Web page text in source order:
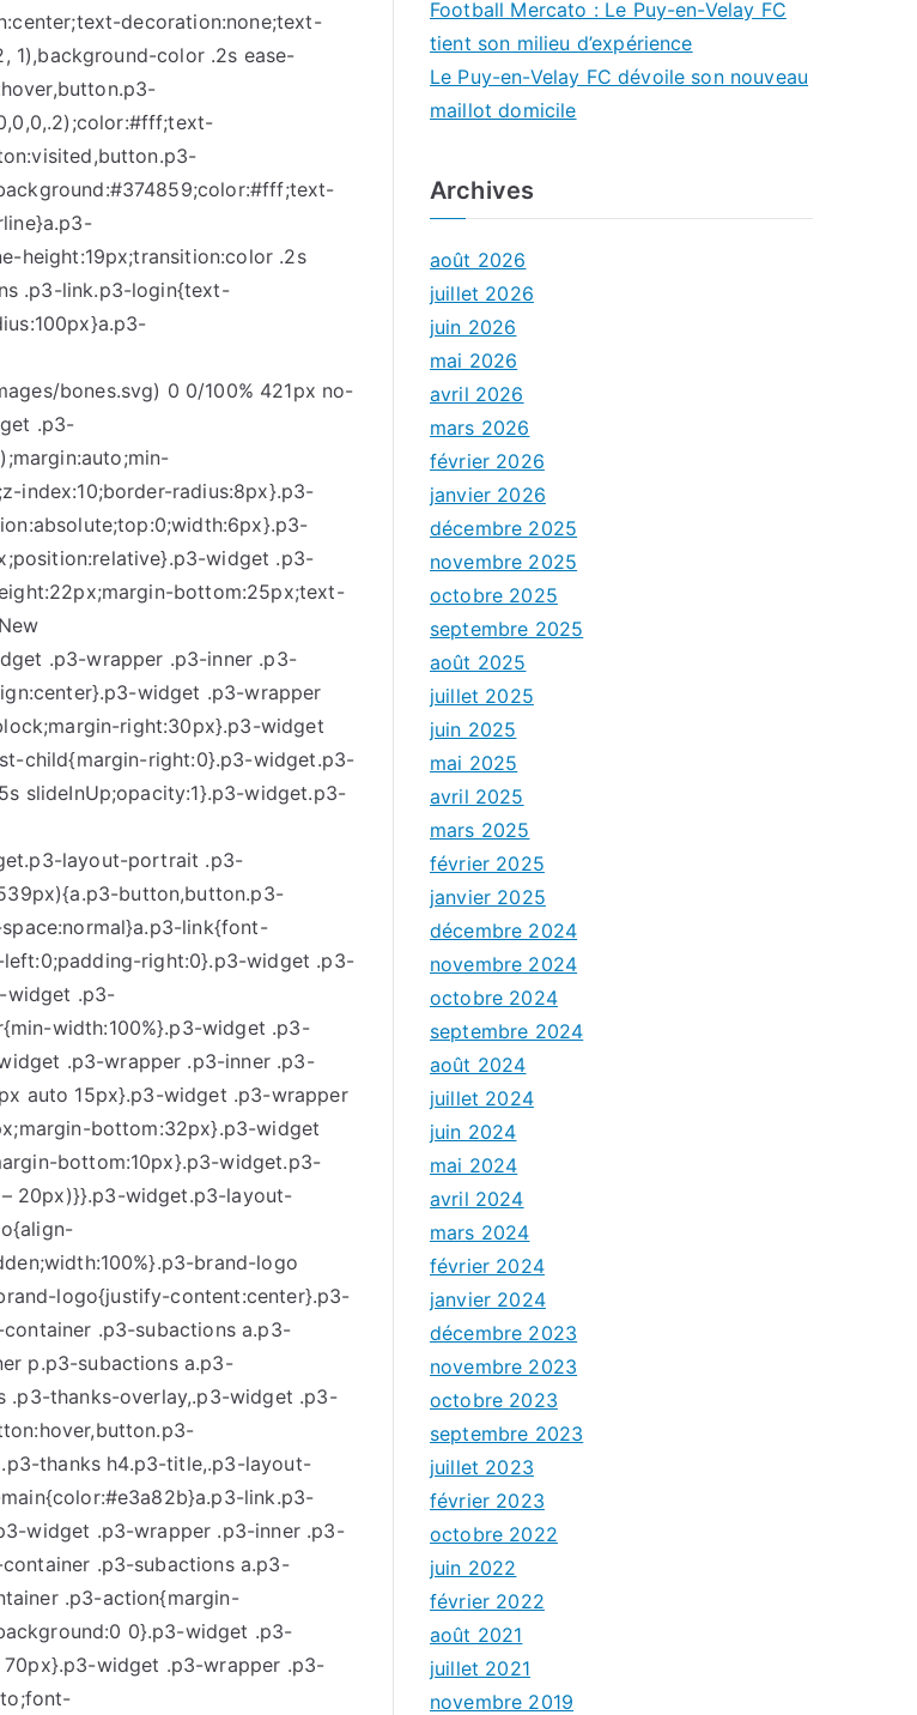
decoration:none;text-
1),background-color .2s ease-
height:19px;transition:color .2s
.p3-link.p3-login{text-
bones.svg) 0 0/100% 421px no-
.p3-
index:10;border-radius:8px}.p3-
widget .p3-
bottom:25px;text-
.p3-wrapper .p3-inner .p3-
widget .p3-wrapper
right:30px}.p3-widget
child{margin-right:0}.p3-widget.p3-
slideInUp;opacity:1}.p3-widget.p3-
layout-portrait .p3-
button,button.p3-
link{font-
right:0}.p3-widget .p3-
widget .p3-
width:100%}.p3-widget .p3-
.p3-wrapper .p3-inner .p3-
auto 15px}.p3-widget .p3-wrapper
bottom:32px}.p3-widget
bottom:10px}.p3-widget.p3-
20px)}}.p3-widget.p3-layout-
brand-logo
logo{justify-content:center}.p3-
.p3-subactions a.p3-
p.p3-subactions a.p3-
.p3-thanks-overlay,.p3-widget .p3-
thanks h4.p3-title,.p3-layout-
link.p3-
widget .p3-wrapper .p3-inner .p3-
.p3-subactions a.p3-
.p3-action{margin-
0}.p3-widget .p3-
widget .p3-wrapper .p3-
Football Mercato : Le Puy-en-Velay FC
tient son milieu d’expérience
Le Puy-en-Velay FC dévoile son nouveau
maillot domicile
Archives
août 2026
juillet 2026
juin 2026
mai 2026
avril 2026
mars 2026
février 2026
janvier 2026
décembre 2025
novembre 2025
octobre 2025
septembre 2025
août 2025
juillet 2025
juin 2025
mai 2025
avril 2025
mars 2025
février 2025
janvier 2025
décembre 2024
novembre 2024
octobre 2024
septembre 2024
août 2024
juillet 2024
juin 2024
mai 2024
avril 2024
mars 2024
février 2024
janvier 2024
décembre 2023
novembre 2023
octobre 2023
septembre 2023
juillet 2023
février 2023
octobre 2022
juin 2022
février 2022
août 2021
juillet 2021
novembre 2019